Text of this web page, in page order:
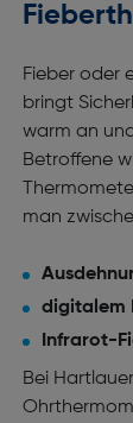
Fieber oder
bringt
warm an
Betroffene
man
digitalem
Infrarot-
Bei